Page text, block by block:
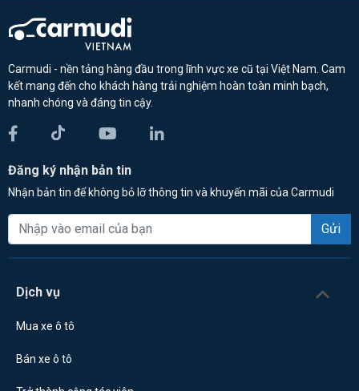
Carmudi - nền tảng hàng đầu trong lĩnh vực xe cũ tại Việt Nam. Cam
kết mang đến cho khách hàng trải nghiệm hoàn toàn minh bạch,
nhanh chóng và đáng tin cậy.
Đăng ký nhận bản tin
Nhận bản tin để không bỏ lỡ thông tin và khuyến mãi của Carmudi
Gửi
Dịch vụ
Mua xe ô tô
Bán xe ô tô